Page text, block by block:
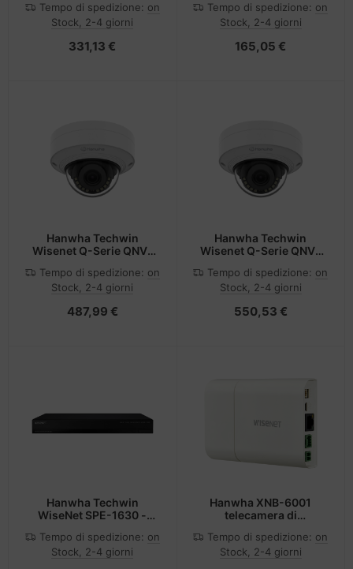
Tempo di spedizione: on
Stock, 2-4 giorni
331,13 €
TURRET FLATEYE POE
CAMERA, 3MM FIXED
Tempo di spedizione: on
Stock, 2-4 giorni
165,05 €
Hanwha Techwin
Wisenet Q-Serie QNV-
5MP
Tempo di spedizione: on
Stock, 2-4 giorni
487,99 €
Hanwha Techwin
Wisenet Q-Serie QNV-
8MP
Tempo di spedizione: on
Stock, 2-4 giorni
550,53 €
Hanwha Techwin
WiseNet SPE-1630 -
Tempo di spedizione: on
Stock, 2-4 giorni
Hanwha XNB-6001
telecamera di
di sicurezza IP Interno
1920 x 1080 Pixel
Tempo di spedizione: on
Stock, 2-4 giorni